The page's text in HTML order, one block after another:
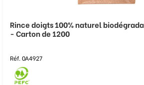
Rince doigts 100% naturel
- Carton de 1200
Réf. 0A4927